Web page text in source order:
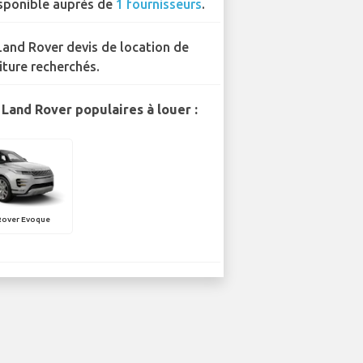
auprès de 1 fournisseurs.
Rover devis de location de
recherchés.
Rover populaires à louer :
Evoque